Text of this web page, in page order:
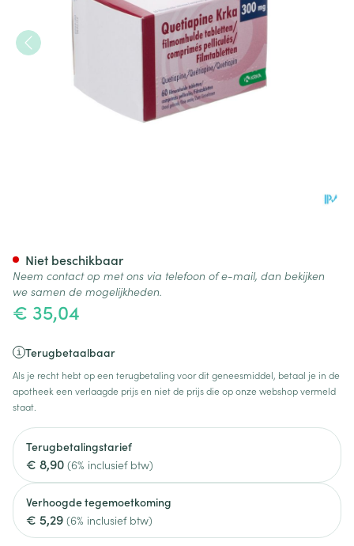
€ 35,04
Terugbetaalbaar
Als je recht hebt op een terugbetaling voor dit geneesmiddel, betaal je in de
apotheek een verlaagde prijs en niet de prijs die op onze webshop vermeld
staat.
Terugbetalingstarief
€ 8,90 (6% inclusief btw)
Verhoogde tegemoetkoming
€ 5,29 (6% inclusief btw)
Niet beschikbaar
Neem contact op met ons via telefoon of e-mail, dan bekijken
we samen de mogelijkheden.